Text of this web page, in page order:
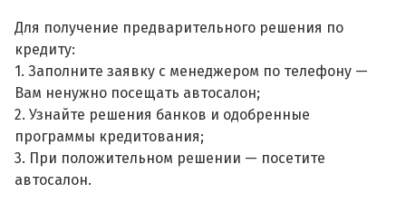
Для получение предварительного решения по
кредиту:
1. Заполните заявку с менеджером по телефону —
Вам ненужно посещать автосалон;
2. Узнайте решения банков и одобренные
программы кредитования;
3. При положительном решении — посетите
автосалон.